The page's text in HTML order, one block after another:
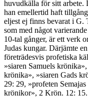
huvudkälla för sitt arbete.
han emellertid haft
eljest ej finns bevarat i G.
som med något
10-tal gånger, är ett verk
Judas kungar. Därjämte
företrädesvis profetiska
»siaren Samuels
krönika», »siaren Gads
29: 29, »profeten
krönikor», 2 Krön. 12: 15.